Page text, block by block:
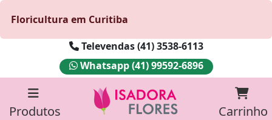
Floricultura em Curitiba
Televendas (41) 3538-6113
Whatsapp (41) 99592-6896
Produtos Carrinho